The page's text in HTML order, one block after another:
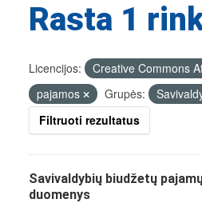
Rasta 1
Licencijos: Creative Commons
pajamos
Grupės:
Filtruoti rezultatus
Savivaldybių biudžetų
duomenys